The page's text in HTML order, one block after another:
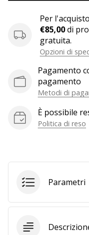
dell'handball
come
noi?
noi
come
Ambassador.
tutti gli
Per
€85,00di
gratuita.
Opzioni di
Pagamento
pagamento
Metodi di
È possibile
Politica di reso
Parametri